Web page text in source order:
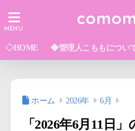
◇HOME ◆管理人こももについ
ホーム 2026年 6月
「2026年6月11日